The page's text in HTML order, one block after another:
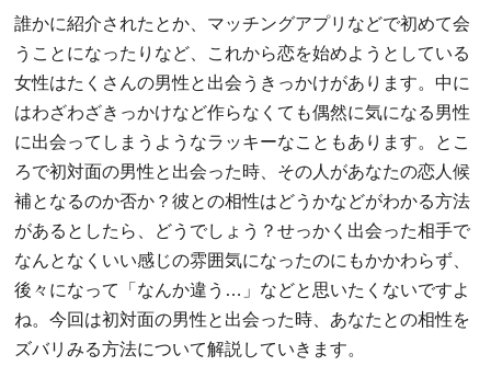
誰かに紹介されたとか、マッチングアプリなどで初めて会
うことになったりなど、これから恋を始めようとしている
女性はたくさんの男性と出会うきっかけがあります。中に
はわざわざきっかけなど作らなくても偶然に気になる男性
に出会ってしまうようなラッキーなこともあります。とこ
ろで初対面の男性と出会った時、その人があなたの恋人候
補となるのか否か？彼との相性はどうかなどがわかる方法
があるとしたら、どうでしょう？せっかく出会った相手で
なんとなくいい感じの雰囲気になったのにもかかわらず、
後々になって「なんか違う…」などと思いたくないですよ
ね。今回は初対面の男性と出会った時、あなたとの相性を
ズバリみる方法について解説していきます。